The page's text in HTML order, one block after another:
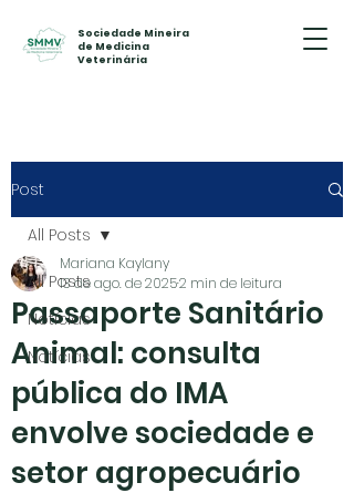
Sociedade Mineira
de Medicina
Veterinária
Post
All Posts
Notícias
Notícias
All Posts
Passaporte Sanitário
Animal: consulta
pública do IMA
envolve sociedade e
setor agropecuário
Mariana Kaylany
13 de ago. de 20252 min de leitura